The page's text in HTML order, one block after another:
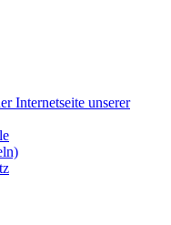
Internetseite unserer